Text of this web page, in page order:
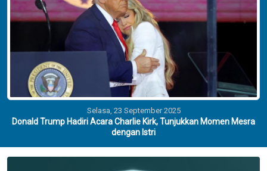
Selasa, 23 September 2025
Donald Trump Hadiri Acara Charlie Kirk, Tunjukkan Momen Mesra
dengan Istri